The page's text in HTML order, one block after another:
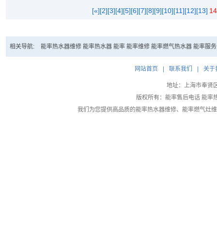
[«][2][3][4][5][6][7][8][9][10][11][12][13] 14
相关导航: 能率热水器维修 能率热水器 能率 能率维修 能率燃气热水器 能率服
网站首页 联系我们 关于
地址：上海市奉贤
版权所有：能率售后电话 能率
我们为您提供高品质的能率热水器维修、 能率燃气灶